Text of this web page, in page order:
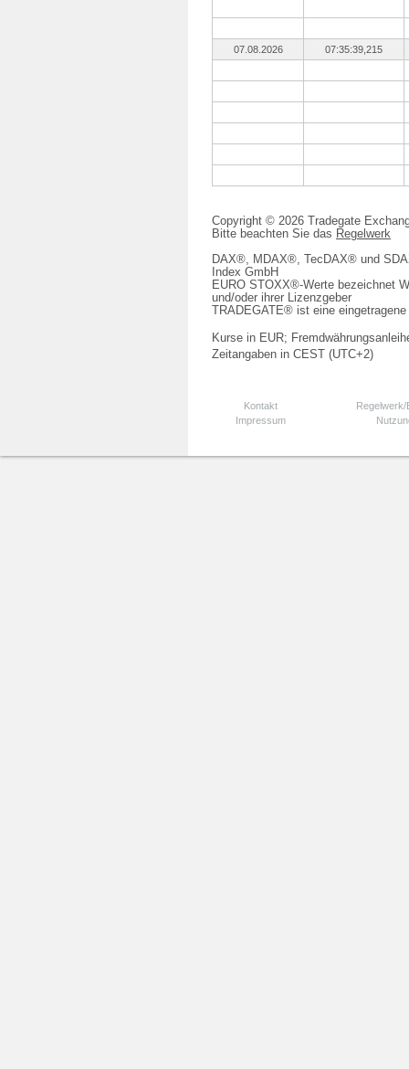
07.08.2026 07:35:39,215
Copyright © 2026 Tradegate
Bitte beachten Sie das Regelwerk
DAX®, MDAX®, TecDAX® und
Index GmbH
EURO STOXX®-Werte bezeichnet
und/oder ihrer Lizenzgeber
TRADEGATE® ist eine
Kurse in EUR;
Zeitangaben in CEST (UTC+2)
Kontakt
Impressum